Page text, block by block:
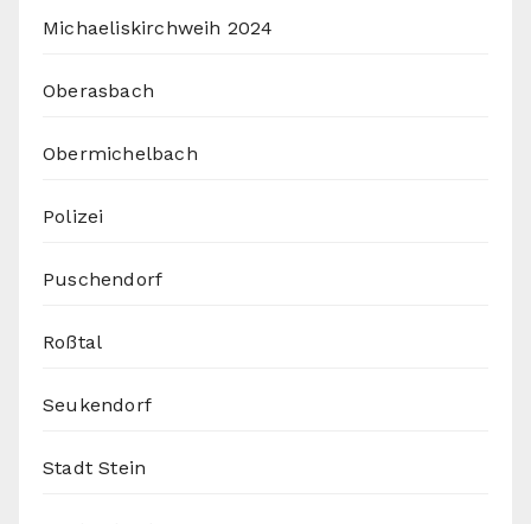
Michaeliskirchweih 2024
Oberasbach
Obermichelbach
Polizei
Puschendorf
Roßtal
Seukendorf
Stadt Stein